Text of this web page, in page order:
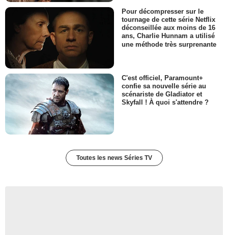
Pour décompresser sur le
tournage de cette série Netflix
déconseillée aux moins de 16
ans, Charlie Hunnam a utilisé
une méthode très surprenante
C'est officiel, Paramount+
confie sa nouvelle série au
scénariste de Gladiator et
Skyfall ! À quoi s'attendre ?
Toutes les news Séries TV